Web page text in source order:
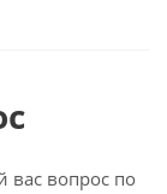
вас вопрос по